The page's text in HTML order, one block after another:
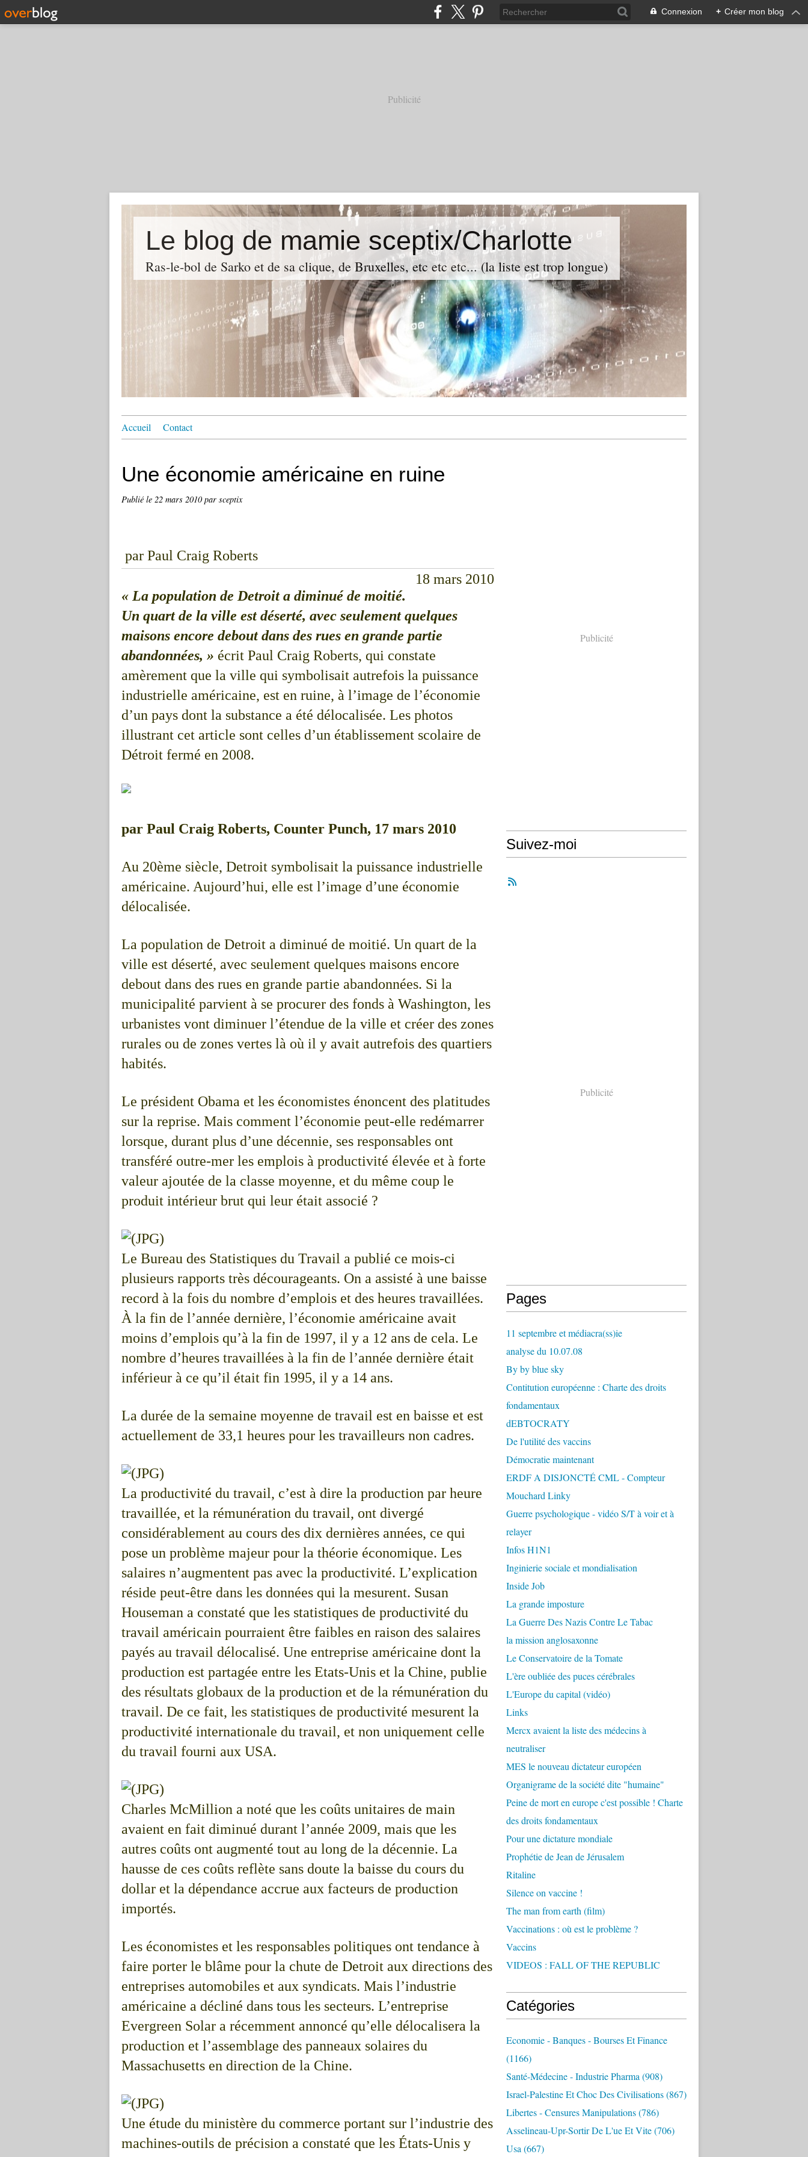
Connexion + Créer mon blog
Publicité
Le blog de mamie sceptix/Charlotte
Ras-le-bol de Sarko et de sa clique, de Bruxelles, etc etc etc... (la liste est trop longue)
Accueil Contact
Une économie américaine en ruine
Publié le 22 mars 2010par sceptix
par Paul Craig Roberts
18 mars 2010
« La population de Detroit a diminué de moitié.
Un quart de la ville est déserté, avec seulement quelques
maisons encore debout dans des rues en grande partie
abandonnées, » écrit Paul Craig Roberts, qui constate
amèrement que la ville qui symbolisait autrefois la puissance
industrielle américaine, est en ruine, à l’image de l’économie
d’un pays dont la substance a été délocalisée. Les photos
illustrant cet article sont celles d’un établissement scolaire de
Détroit fermé en 2008.
par Paul Craig Roberts, Counter Punch, 17 mars 2010
Au 20ème siècle, Detroit symbolisait la puissance industrielle
américaine. Aujourd’hui, elle est l’image d’une économie
délocalisée.
La population de Detroit a diminué de moitié. Un quart de la
ville est déserté, avec seulement quelques maisons encore
debout dans des rues en grande partie abandonnées. Si la
municipalité parvient à se procurer des fonds à Washington, les
urbanistes vont diminuer l’étendue de la ville et créer des zones
rurales ou de zones vertes là où il y avait autrefois des quartiers
habités.
Le président Obama et les économistes énoncent des platitudes
sur la reprise. Mais comment l’économie peut-elle redémarrer
lorsque, durant plus d’une décennie, ses responsables ont
transféré outre-mer les emplois à productivité élevée et à forte
valeur ajoutée de la classe moyenne, et du même coup le
produit intérieur brut qui leur était associé ?
Le Bureau des Statistiques du Travail a publié ce mois-ci
plusieurs rapports très décourageants. On a assisté à une baisse
record à la fois du nombre d’emplois et des heures travaillées.
À la fin de l’année dernière, l’économie américaine avait
moins d’emplois qu’à la fin de 1997, il y a 12 ans de cela. Le
nombre d’heures travaillées à la fin de l’année dernière était
inférieur à ce qu’il était fin 1995, il y a 14 ans.
La durée de la semaine moyenne de travail est en baisse et est
actuellement de 33,1 heures pour les travailleurs non cadres.
La productivité du travail, c’est à dire la production par heure
travaillée, et la rémunération du travail, ont divergé
considérablement au cours des dix dernières années, ce qui
pose un problème majeur pour la théorie économique. Les
salaires n’augmentent pas avec la productivité. L’explication
réside peut-être dans les données qui la mesurent. Susan
Houseman a constaté que les statistiques de productivité du
travail américain pourraient être faibles en raison des salaires
payés au travail délocalisé. Une entreprise américaine dont la
production est partagée entre les Etats-Unis et la Chine, publie
des résultats globaux de la production et de la rémunération du
travail. De ce fait, les statistiques de productivité mesurent la
productivité internationale du travail, et non uniquement celle
du travail fourni aux USA.
Charles McMillion a noté que les coûts unitaires de main
avaient en fait diminué durant l’année 2009, mais que les
autres coûts ont augmenté tout au long de la décennie. La
hausse de ces coûts reflète sans doute la baisse du cours du
dollar et la dépendance accrue aux facteurs de production
importés.
Les économistes et les responsables politiques ont tendance à
faire porter le blâme pour la chute de Detroit aux directions des
entreprises automobiles et aux syndicats. Mais l’industrie
américaine a décliné dans tous les secteurs. L’entreprise
Evergreen Solar a récemment annoncé qu’elle délocalisera la
production et l’assemblage des panneaux solaires du
Massachusetts en direction de la Chine.
Une étude du ministère du commerce portant sur l’industrie des
machines-outils de précision a constaté que les États-Unis y
Publicité
Suivez-moi
Publicité
Pages
11 septembre et médiacra(ss)ie
analyse du 10.07.08
By by blue sky
Contitution européenne : Charte des droits
fondamentaux
dEBTOCRATY
De l'utilité des vaccins
Démocratie maintenant
ERDF A DISJONCTÉ CML - Compteur
Mouchard Linky
Guerre psychologique - vidéo S/T à voir et à
relayer
Infos H1N1
Inginierie sociale et mondialisation
Inside Job
La grande imposture
La Guerre Des Nazis Contre Le Tabac
la mission anglosaxonne
Le Conservatoire de la Tomate
L'ère oubliée des puces cérébrales
L'Europe du capital (vidéo)
Links
Mercx avaient la liste des médecins à
neutraliser
MES le nouveau dictateur européen
Organigrame de la société dite "humaine"
Peine de mort en europe c'est possible ! Charte
des droits fondamentaux
Pour une dictature mondiale
Prophétie de Jean de Jérusalem
Ritaline
Silence on vaccine !
The man from earth (film)
Vaccinations : où est le problème ?
Vaccins
VIDEOS : FALL OF THE REPUBLIC
Catégories
Economie - Banques - Bourses Et Finance
(1166)
Santé-Médecine - Industrie Pharma (908)
Israel-Palestine Et Choc Des Civilisations(867)
Libertes - Censures Manipulations(786)
Asselineau-Upr-Sortir De L'ue Et Vite(706)
Usa (667)